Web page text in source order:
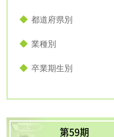
都道府県別
業種別
卒業期生別
第59期